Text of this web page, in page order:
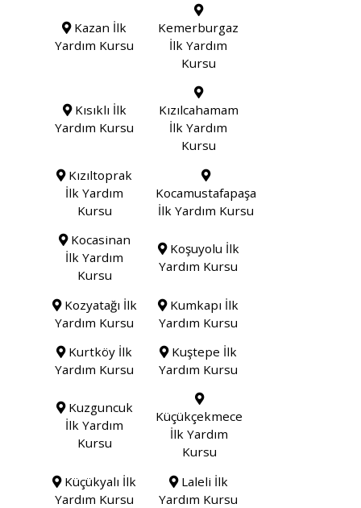
Kazan İlk
Yardım Kursu
Kemerburgaz
İlk Yardım
Kursu
Kısıklı İlk
Yardım Kursu
Kızılcahamam
İlk Yardım
Kursu
Kızıltoprak
İlk Yardım
Kursu
Kocamustafapaşa
İlk Yardım Kursu
Kocasinan
İlk Yardım
Kursu
Koşuyolu İlk
Yardım Kursu
Kozyatağı İlk
Yardım Kursu
Kumkapı İlk
Yardım Kursu
Kurtköy İlk
Yardım Kursu
Kuştepe İlk
Yardım Kursu
Kuzguncuk
İlk Yardım
Kursu
Küçükçekmece
İlk Yardım
Kursu
Küçükyalı İlk
Yardım Kursu
Laleli İlk
Yardım Kursu